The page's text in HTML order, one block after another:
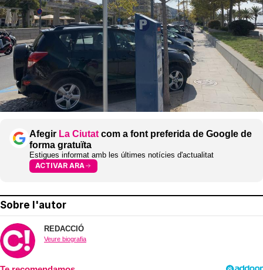
Afegir La Ciutat com a font preferida de Google de
forma gratuïta
Estigues informat amb les últimes notícies d'actualitat
ACTIVAR ARA
Sobre l'autor
REDACCIÓ
Veure biografia